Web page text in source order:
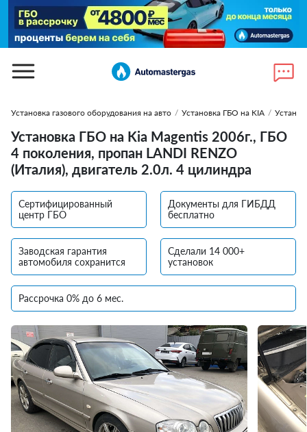
Установка газового оборудования на авто / Установка ГБО на KIA /
Установка ГБО на Kia Magentis 2006г., ГБО
4 поколения, пропан LANDI RENZO
(Италия), двигатель 2.0л. 4 цилиндра
Сертифицированный
центр ГБО
Документы для ГИБДД
бесплатно
Заводская гарантия
автомобиля сохранится
Сделали 14 000+
установок
Рассрочка 0% до 6 мес.